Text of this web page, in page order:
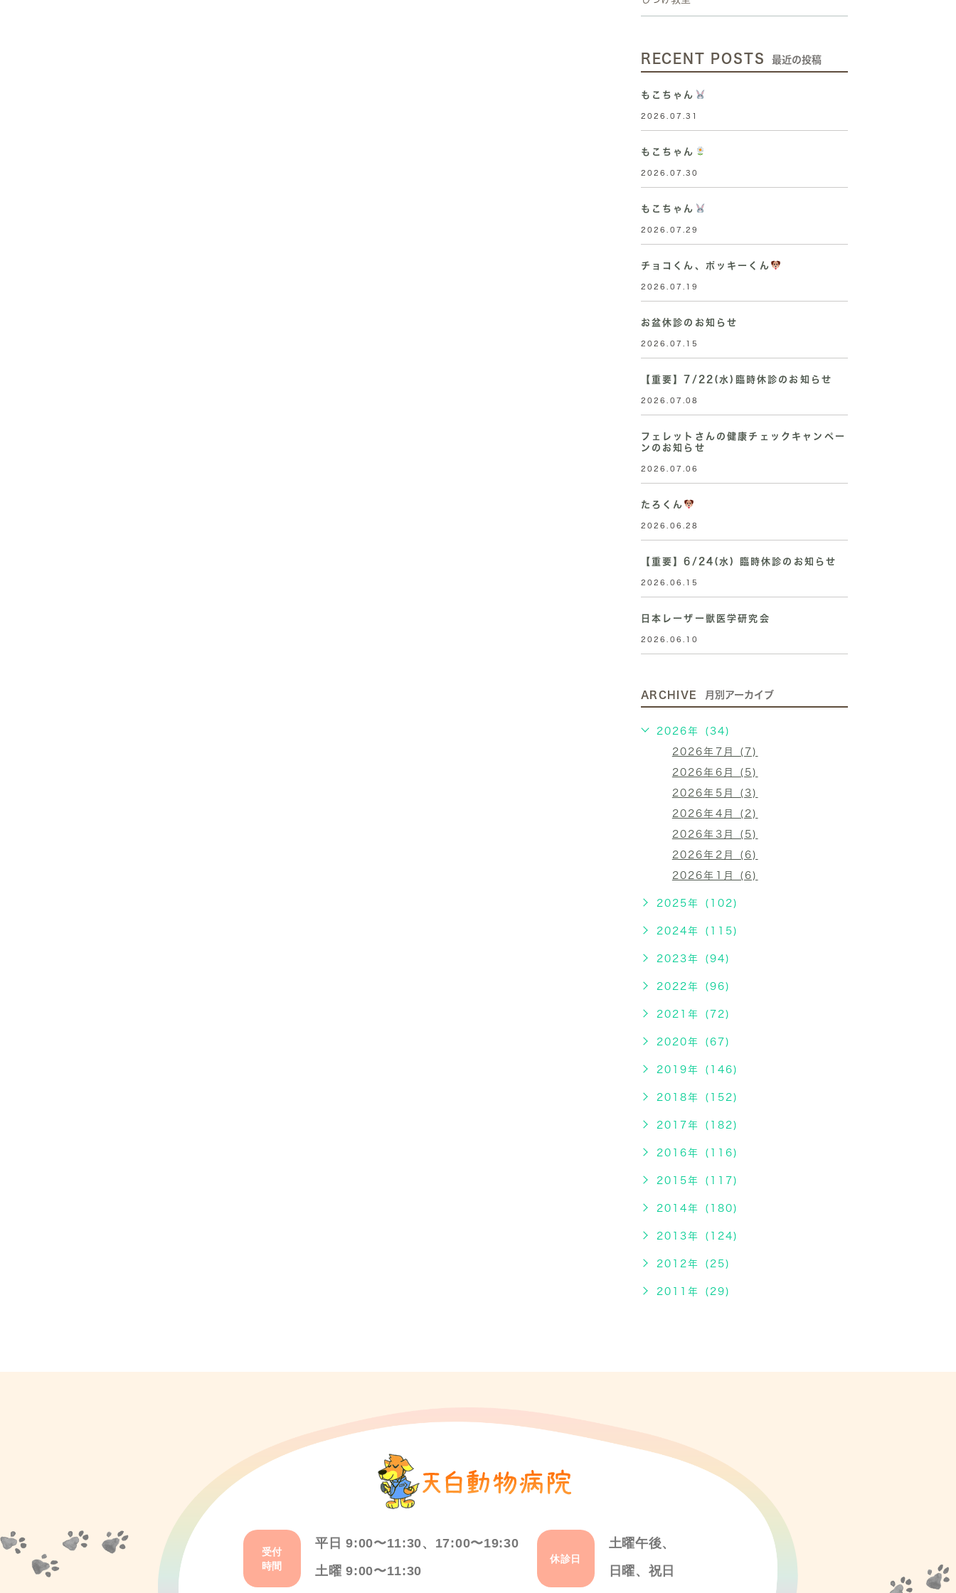
RECENT POSTS 最近の投稿
もこちゃん
2026.07.31
もこちゃん
2026.07.30
もこちゃん
2026.07.29
チョコくん、ポッキーくん
2026.07.19
お盆休診のお知らせ
2026.07.15
【重要】7/22(水)臨時休診のお知らせ
2026.07.08
フェレットさんの健康チェックキャンペー
ンのお知らせ
2026.07.06
たろくん
2026.06.28
【重要】6/24(水) 臨時休診のお知らせ
2026.06.15
日本レーザー獣医学研究会
2026.06.10
ARCHIVE 月別アーカイブ
2026年 (34)
2026年7月 (7)
2026年6月 (5)
2026年5月 (3)
2026年4月 (2)
2026年3月 (5)
2026年2月 (6)
2026年1月 (6)
2025年 (102)
2024年 (115)
2023年 (94)
2022年 (96)
2021年 (72)
2020年 (67)
2019年 (146)
2018年 (152)
2017年 (182)
2016年 (116)
2015年 (117)
2014年 (180)
2013年 (124)
2012年 (25)
2011年 (29)
受付
時間
平日 9:00〜11:30、17:00〜19:30
土曜 9:00〜11:30
休診日
土曜午後、
日曜、祝日